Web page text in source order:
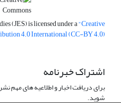
(JES) is licensed under a"Creative
4.0 International (CC-BY 4.0)"
اشتراک خبرنامه
برای دریافت اخبار و اطلاعیه های مهم
شوید.